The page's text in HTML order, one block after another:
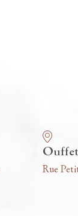
Ouffet
Rue